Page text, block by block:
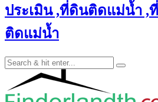
ประเมิน ,ที่ดินติดแม่น้ำ ,
ติดแม่น้ำ